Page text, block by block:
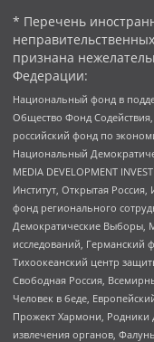
* Перечень
признана
Федерации:
Национальный фонд в
Общество Фонд
российский фонд по
Национальный
MEDIA DEVELOPMENT
Институт, Открытая
фонд регионального
Демократические Выборы,
исследований,
Тихоокеанский центр
Свободная Россия,
Человек в беде,
Прожект Хармони, Родники
извлечения органов,